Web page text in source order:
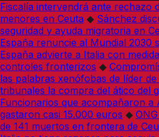
Fiscalía intervendrá ante rechazo
menores en Ceuta ◆ Sánchez
seguridad y ayuda migratoria en
España renuncie al Mundial 2030
España advierte a Italia con
controles fronterizos ◆
las palabras xenófobas de líder de
tribunales la compra del ático del
Funcionarios que acompañaron a
gastaron casi 15.000 euros ◆
de 141 muertos en frontera de